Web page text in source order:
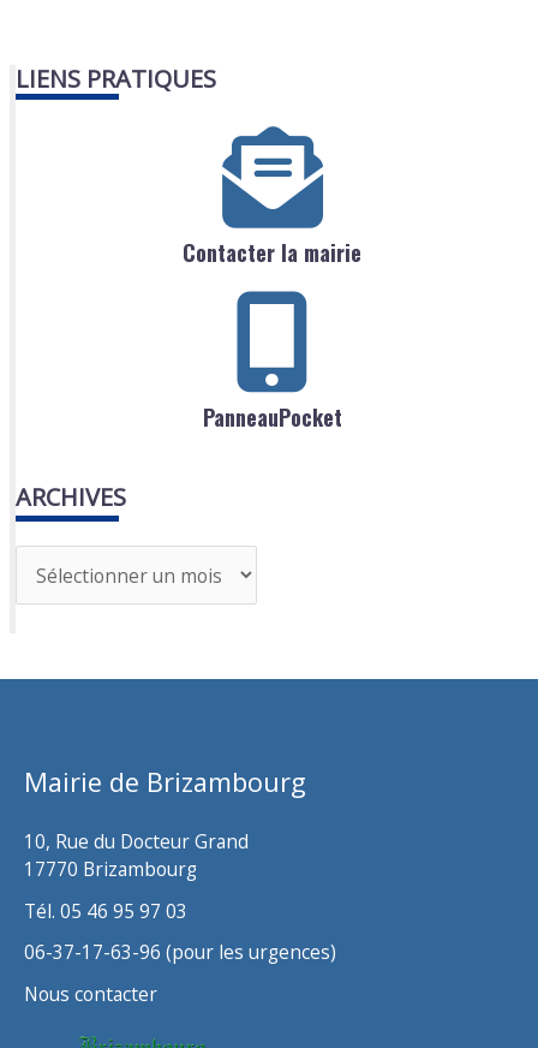
LIENS PRATIQUES
Contacter la mairie
PanneauPocket
ARCHIVES
r
h
Mairie de Brizambourg
10, Rue du Docteur Grand
17770 Brizambourg
Tél. 05 46 95 97 03
06-37-17-63-96 (pour les urgences)
Nous contacter